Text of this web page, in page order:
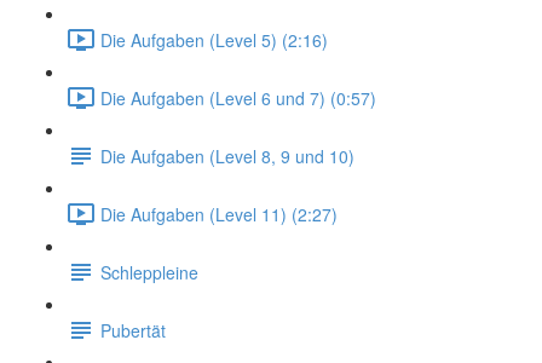
Die Aufgaben (Level 5) (2:16)
Die Aufgaben (Level 6 und 7) (0:57)
Die Aufgaben (Level 8, 9 und 10)
Die Aufgaben (Level 11) (2:27)
Schleppleine
Pubertät